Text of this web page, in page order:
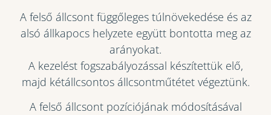
A felső állcsont függőleges túlnövekedése és az
alsó állkapocs helyzete együtt bontotta meg az
arányokat.
A kezelést fogszabályozással készítettük elő,
majd kétállcsontos állcsontműtétet végeztünk.
A felső állcsont pozíciójának módosításával